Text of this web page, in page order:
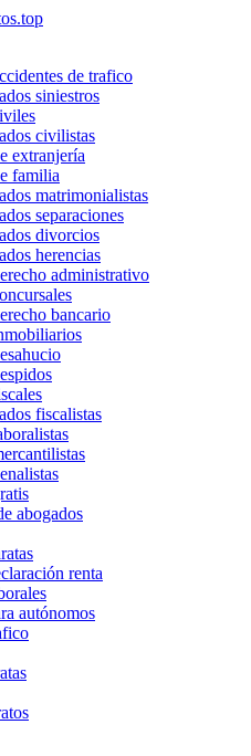
de trafico
siniestros
civilistas
extranjería
familia
matrimonialistas
separaciones
divorcios
herencias
administrativo
bancario
fiscalistas
abogados
renta
autónomos